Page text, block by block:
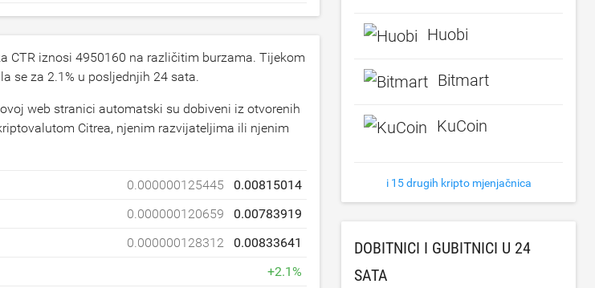
CTR iznosi 4950160 na različitim burzama. Tijekom
se za 2.1% u posljednjih 24 sata.
web stranici automatski su dobiveni iz otvorenih
Citrea, njenim razvijateljima ili njenim
0.000000125445
0.00815014
0.000000120659
0.00783919
0.000000128312
0.00833641
+2.1%
Huobi
Bitmart
KuCoin
i 15 drugih kripto mjenjačnica
DOBITNICI I GUBITNICI U 24
SATA